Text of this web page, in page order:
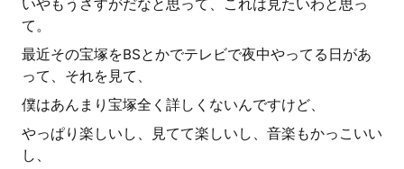
いやもうさすがだなと思って、これは見たいわと思っ
て。
最近その宝塚をBSとかでテレビで夜中やってる日があ
って、それを見て、
僕はあんまり宝塚全く詳しくないんですけど、
やっぱり楽しいし、見てて楽しいし、音楽もかっこいい
し、